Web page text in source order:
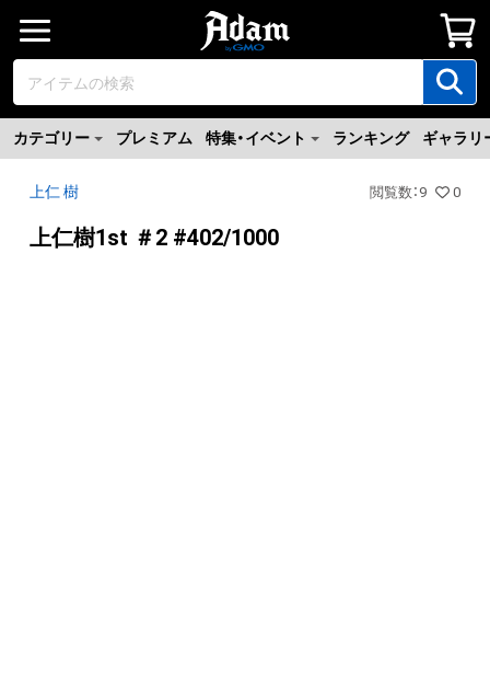
カテゴリー プレミアム 特集・イベント ランキング ギャラリ
上仁 樹 閲覧数 ： 9 0
上仁樹1st ＃2 #402/1000